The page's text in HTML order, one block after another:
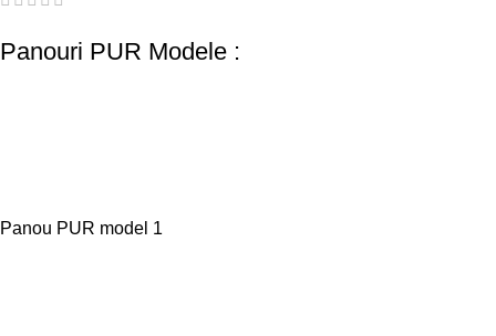
Panouri PUR Modele :
Panou PUR model 1